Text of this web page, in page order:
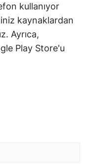
kullanıyor
kaynaklardan
Ayrıca,
Play Store'u